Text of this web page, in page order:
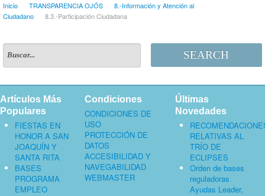
Inicio TRANSPARENCIA OJÓS
8.-Información y Atención al
Ciudadano
8.3.-Participación Ciudadana
SEARCH
Artículos Más
Populares
FIESTAS EN
HONOR A SAN
JOAQUÍN Y
SANTA RITA
BASES
PROGRAMA
EMPLEO
Condiciones
CONDICIONES DE
USO
PROTECCIÓN DE
DATOS
ACCESIBILIDAD Y
NAVEGABILIDAD
WEBMASTER
Últimas
Novedades
RELATIVAS AL
TRÍO DE
ECLIPSES
Orden de bases
reguladoras
Ayudas Leader,